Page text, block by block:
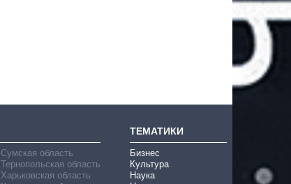
Сумская область
Тернопольская область
Харьковская область
ТЕМАТИКИ
Бизнес
Культура
Наука